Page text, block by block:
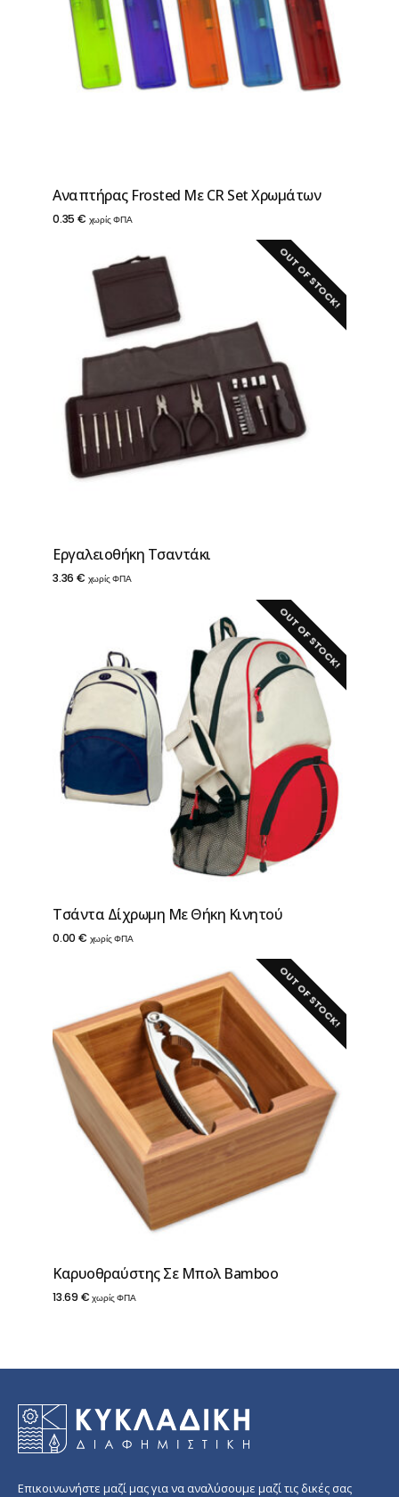
Αναπτήρας Frosted Με CR Set Χρωμάτων
0.35 € χωρίς ΦΠΑ
OUT OF STOCK!
Εργαλειοθήκη Τσαντάκι
3.36 € χωρίς ΦΠΑ
OUT OF STOCK!
Τσάντα Δίχρωμη Με Θήκη Κινητού
0.00 € χωρίς ΦΠΑ
OUT OF STOCK!
Καρυοθραύστης Σε Mπoλ Bamboo
13.69 € χωρίς ΦΠΑ
Επικοινωνήστε μαζί μας για να αναλύσουμε μαζί τις δικές σας